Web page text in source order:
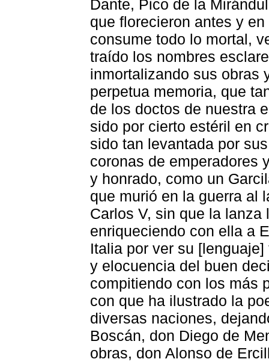
Dante, Pico de la
que florecieron antes y
consume todo lo mortal,
traído los nombres
inmortalizando sus obras
perpetua memoria, que
de los doctos de nuestra
sido por cierto estéril en
sido tan levantada por
coronas de emperadores
y honrado, como un
que murió en la guerra al
Carlos V, sin que la
enriqueciendo con ella a
Italia por ver su
y elocuencia del buen
compitiendo con los más
con que ha ilustrado la
diversas naciones,
Boscán, don Diego de
obras, don Alonso de